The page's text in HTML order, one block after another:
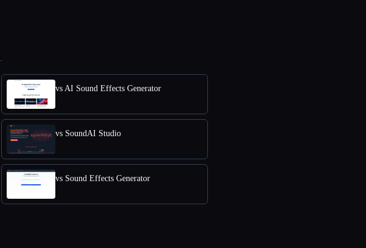
vs AI Sound Effects Generator
vs SoundAI Studio
vs Sound Effects Generator